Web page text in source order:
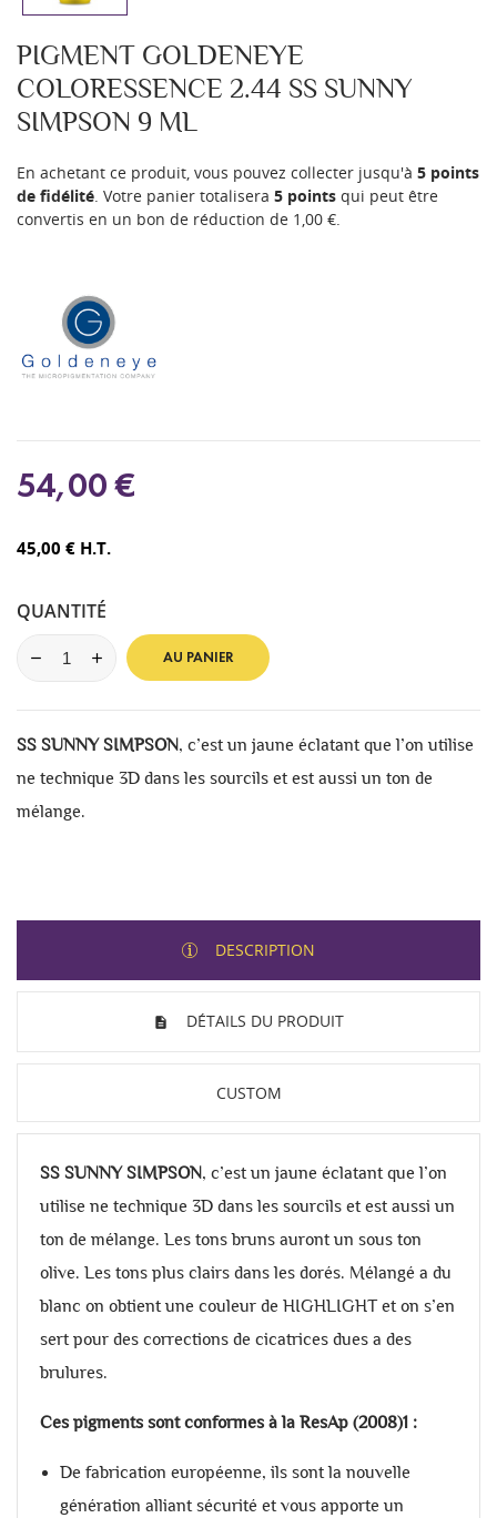
PIGMENT GOLDENEYE
COLORESSENCE 2.44 SS SUNNY
SIMPSON 9 ML
En achetant ce produit, vous pouvez collecter jusqu'à 5 points
de fidélité . Votre panier totalisera 5 points qui peut être
convertis en un bon de réduction de 1,00 €
54,00 €
45,00 € H.T.
QUANTITÉ
AU PANIER
SS SUNNY SIMPSON, c’est un jaune éclatant que l’on utilise
ne technique 3D dans les sourcils et est aussi un ton de
mélange.
DESCRIPTION
DÉTAILS DU PRODUIT
CUSTOM
SS SUNNY SIMPSON, c’est un jaune éclatant que l’on
utilise ne technique 3D dans les sourcils et est aussi un
ton de mélange. Les tons bruns auront un sous ton
olive. Les tons plus clairs dans les dorés. Mélangé a du
blanc on obtient une couleur de HIGHLIGHT et on s’en
sert pour des corrections de cicatrices dues a des
brulures.
Ces pigments sont conformes à la ResAp (2008)1 :
De fabrication européenne, ils sont la nouvelle
génération alliant sécurité et vous apporte un